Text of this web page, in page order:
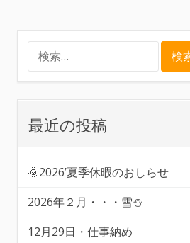
最近の投稿
🌞2026’夏季休暇のおしらせ
2026年２月・・・雪⛄
12月29日・仕事納め